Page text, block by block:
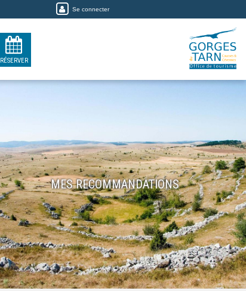
Se connecter
RÉSERVER
MES RECOMMANDATIONS